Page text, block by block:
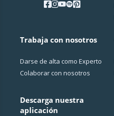
Trabaja con nosotros
Darse de alta como Experto
Colaborar con nosotros
Descarga nuestra
aplicación